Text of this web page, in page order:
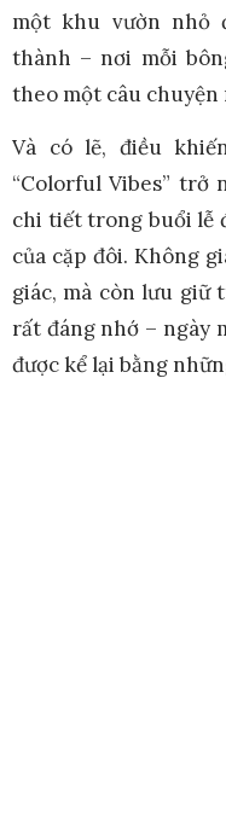
một khu vườn nhỏ
thành – nơi mỗi
theo một câu chuyện
Và có lẽ, điều
“Colorful Vibes” trở
chi tiết trong buổi lễ
của cặp đôi. Không
giác, mà còn lưu giữ
rất đáng nhớ – ngày
được kể lại bằng